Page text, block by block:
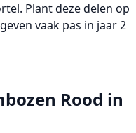
Plant deze delen op
vaak pas in jaar 2
Rood in